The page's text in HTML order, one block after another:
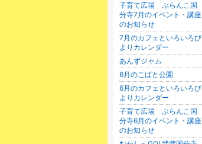
子育て広場 ぶらんこ国
分寺7月のイベント・講座
のお知らせ
7月のカフェといろいろび
よりカレンダー
あんずジャム
6月のこばと公園
6月のカフェといろいろび
よりカレンダー
子育て広場 ぶらんこ国
分寺6月のイベント・講座
のお知らせ